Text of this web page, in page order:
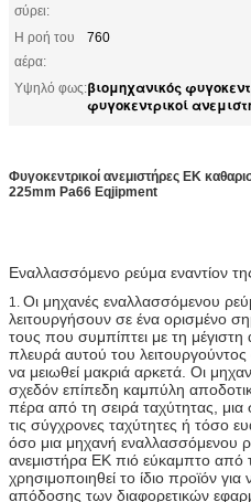
σύρει:
Η ροή του
αέρα:
760
Υψηλό φως:βιομηχανικός
φυγοκεντρικοί
Φυγοκεντρικοί ανεμιστήρες ΕΚ
225mm Pa66 Eqjipment
Εναλλασσόμενο ρεύμα εναντίον
1. Οι μηχανές εναλλασσόμενου
λειτουργήσουν σε ένα ορισμένο
τους που συμπίπτει με τη
πλευρά αυτού του
να μειωθεί μακριά αρκετά. Οι
σχεδόν επίπεδη καμπύλη
πέρα από τη σειρά ταχύτητας, μια
τις σύγχρονες ταχύτητες ή τόσο
όσο μια μηχανή εναλλασσόμενου
ανεμιστήρα ΕΚ πιό εύκαμπτο από
χρησιμοποιηθεί το ίδιο προϊόν για
απόδοσης των διαφορετικών